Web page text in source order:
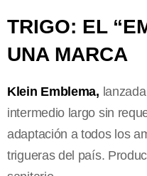
TRIGO: EL
UNA MARCA
Klein Emblema,
intermedio largo sin
adaptación a todos los
trigueras del país.